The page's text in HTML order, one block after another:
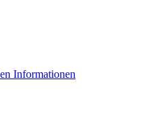
Informationen